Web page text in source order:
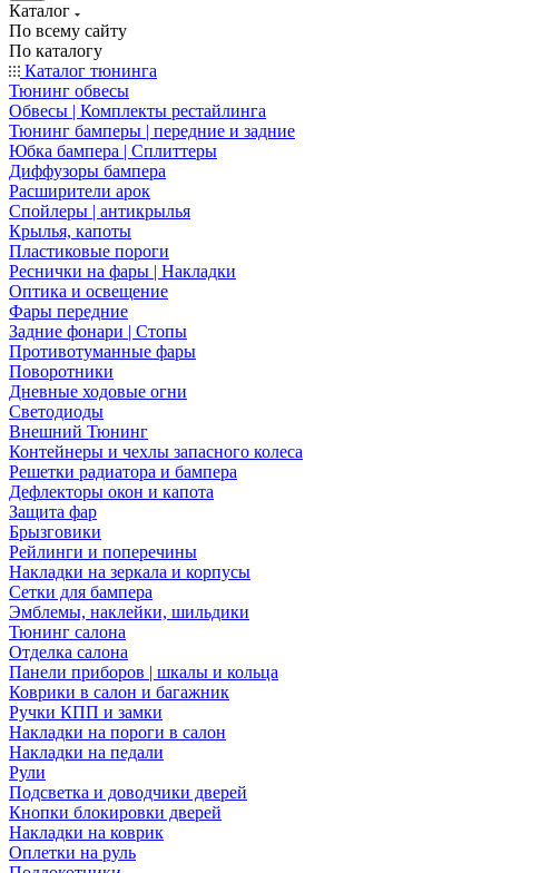
Каталог
По всему сайту
По каталогу
Каталог тюнинга
Тюнинг обвесы
Обвесы | Комплекты рестайлинга
Тюнинг бамперы | передние и задние
Юбка бампера | Сплиттеры
Диффузоры бампера
Расширители арок
Спойлеры | антикрылья
Крылья, капоты
Пластиковые пороги
Реснички на фары | Накладки
Оптика и освещение
Фары передние
Задние фонари | Стопы
Противотуманные фары
Поворотники
Дневные ходовые огни
Светодиоды
Внешний Тюнинг
Контейнеры и чехлы запасного колеса
Решетки радиатора и бампера
Дефлекторы окон и капота
Защита фар
Брызговики
Рейлинги и поперечины
Накладки на зеркала и корпусы
Сетки для бампера
Эмблемы, наклейки, шильдики
Тюнинг салона
Отделка салона
Панели приборов | шкалы и кольца
Коврики в салон и багажник
Ручки КПП и замки
Накладки на пороги в салон
Накладки на педали
Рули
Подсветка и доводчики дверей
Кнопки блокировки дверей
Накладки на коврик
Оплетки на руль